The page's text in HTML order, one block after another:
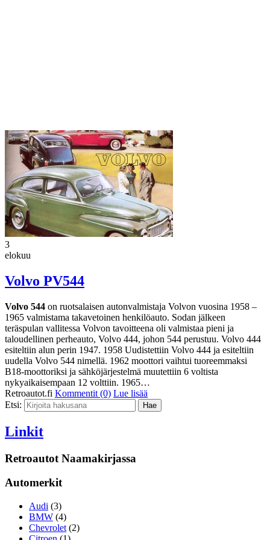
3
elokuu
Volvo PV544
Volvo 544 on ruotsalaisen autonvalmistaja Volvon vuosina 1958 –
1965 valmistama takavetoinen henkilöauto. Sodan jälkeen
teräspulan vallitessa Volvon tavoitteena oli valmistaa pieni ja
taloudellinen perheauto, Volvo 444, johon 544 perustuu. Volvo 444
esiteltiin alun perin 1947. 1958 Uudistettiin Volvo 444 ja esiteltiin
uudella Volvo 544 nimellä. 1962 moottori vaihtui tuoreemmaksi
B18-moottoriksi ja sähköjärjestelmä muutettiin 6 voltista
nykyaikaisempaan 12 volttiin. 1965…
Retroautot.fi Kommentit (0) Lue lisää
Etsi:
Linkit
Retroautot Naamakirjassa
Automerkit
Audi (3)
BMW (4)
Chevrolet (2)